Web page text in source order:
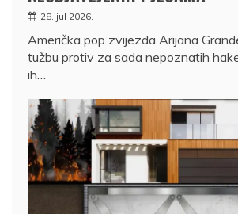
28. jul 2026.
Američka pop zvijezda Arijana
tužbu protiv za sada nepoznatih
ih…